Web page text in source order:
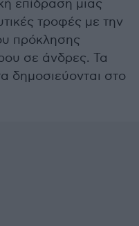
επίδραση μιας
τροφές με την
πρόκλησης
σε άνδρες. Τα
δημοσιεύονται στο